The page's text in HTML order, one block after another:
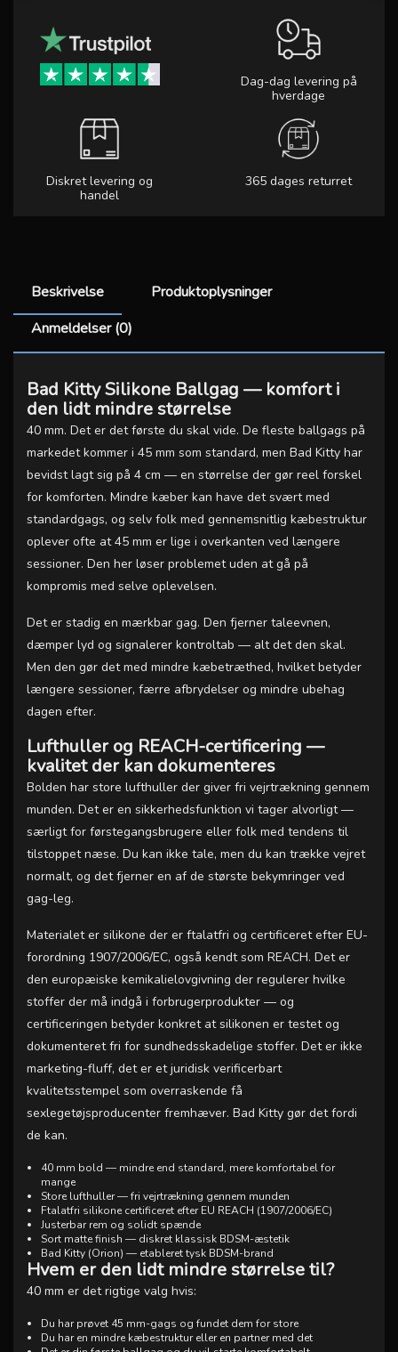
Dag-dag levering på
hverdage
Diskret levering og
handel
365 dages returret
Beskrivelse
Produktoplysninger
Anmeldelser (0)
Bad Kitty Silikone Ballgag — komfort i
den lidt mindre størrelse
40 mm. Det er det første du skal vide. De fleste ballgags på
markedet kommer i 45 mm som standard, men Bad Kitty har
bevidst lagt sig på 4 cm — en størrelse der gør reel forskel
for komforten. Mindre kæber kan have det svært med
standardgags, og selv folk med gennemsnitlig kæbestruktur
oplever ofte at 45 mm er lige i overkanten ved længere
sessioner. Den her løser problemet uden at gå på
kompromis med selve oplevelsen.
Det er stadig en mærkbar gag. Den fjerner taleevnen,
dæmper lyd og signalerer kontroltab — alt det den skal.
Men den gør det med mindre kæbetræthed, hvilket betyder
længere sessioner, færre afbrydelser og mindre ubehag
dagen efter.
Lufthuller og REACH-certificering —
kvalitet der kan dokumenteres
Bolden har store lufthuller der giver fri vejrtrækning gennem
munden. Det er en sikkerhedsfunktion vi tager alvorligt —
særligt for førstegangsbrugere eller folk med tendens til
tilstoppet næse. Du kan ikke tale, men du kan trække vejret
normalt, og det fjerner en af de største bekymringer ved
gag-leg.
Materialet er silikone der er ftalatfri og certificeret efter EU-
forordning 1907/2006/EC, også kendt som REACH. Det er
den europæiske kemikalielovgivning der regulerer hvilke
stoffer der må indgå i forbrugerprodukter — og
certificeringen betyder konkret at silikonen er testet og
dokumenteret fri for sundhedsskadelige stoffer. Det er ikke
marketing-fluff, det er et juridisk verificerbart
kvalitetsstempel som overraskende få
sexlegetøjsproducenter fremhæver. Bad Kitty gør det fordi
de kan.
40 mm bold — mindre end standard, mere komfortabel for
mange
Store lufthuller — fri vejrtrækning gennem munden
Ftalatfri silikone certificeret efter EU REACH (1907/2006/EC)
Justerbar rem og solidt spænde
Sort matte finish — diskret klassisk BDSM-æstetik
Bad Kitty (Orion) — etableret tysk BDSM-brand
Hvem er den lidt mindre størrelse til?
40 mm er det rigtige valg hvis:
Du har prøvet 45 mm-gags og fundet dem for store
Du har en mindre kæbestruktur eller en partner med det